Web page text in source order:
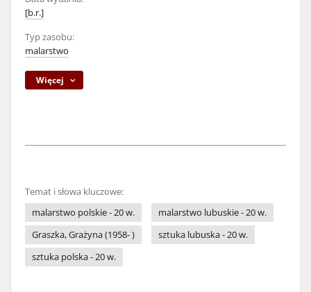
[b.r.]
Typ zasobu:
malarstwo
Więcej
Temat i słowa kluczowe:
malarstwo polskie - 20 w.
malarstwo lubuskie - 20 w.
Graszka, Grażyna (1958- )
sztuka lubuska - 20 w.
sztuka polska - 20 w.